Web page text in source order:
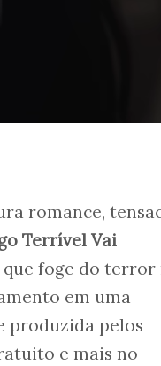
romance,
Terrível Vai
foge do terror
em uma
produzida pelos
e mais no